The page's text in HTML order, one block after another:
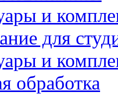
и
для
и
обработка